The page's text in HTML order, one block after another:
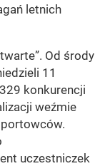
letnich
Od środy
11
konkurencji
weźmie
uczestniczek